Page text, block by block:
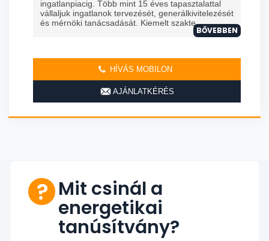
ingatlanpiacig. Több mint 15 éves tapasztalattal
vállaljuk ingatlanok tervezését, generálkivitelezését
és mérnöki tanácsadását. Kiemelt szakte...
BŐVEBBEN
HÍVÁS MOBILON
AJÁNLATKÉRÉS
Mit csinál a
energetikai
tanúsítvány?